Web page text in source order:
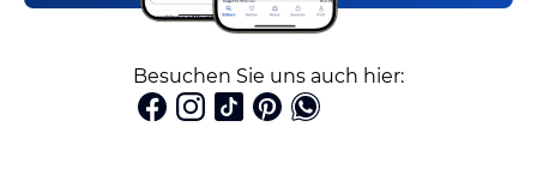
Besuchen Sie uns auch hier: